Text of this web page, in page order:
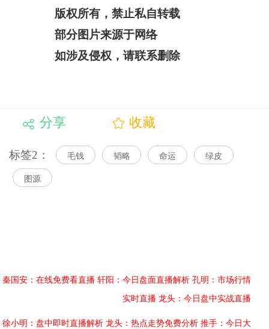
版权所有，禁止私自转载
部分图片来源于网络
如涉及侵权，请联系删除
分享 收藏
标签2： 毛钱 韬略 命运 绿皮
图源
秦国安：在线免费看直播 轩阳：今日盘面直播解析 孔明：市场行情
实时直播 龙头：今日盘中实战直播
徐小明：盘中即时直播解析 龙头：热点走势免费分析 推手：今日大